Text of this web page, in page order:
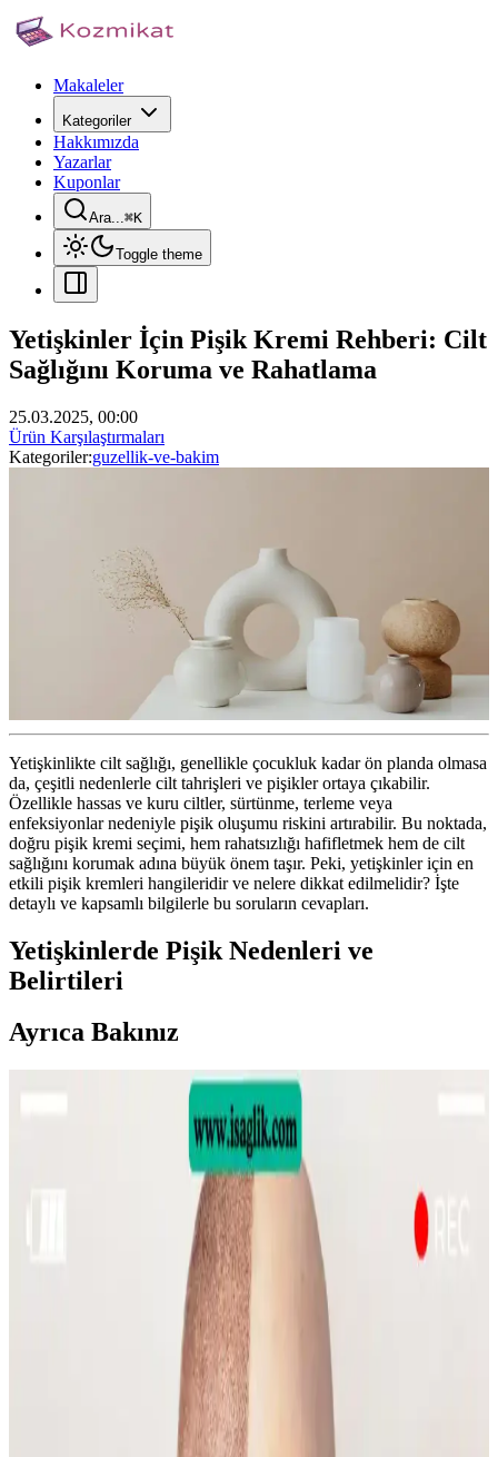
Makaleler
Kategoriler
Hakkımızda
Yazarlar
Kuponlar
Ara...⌘K
Toggle theme
Yetişkinler İçin Pişik Kremi Rehberi: Cilt
Sağlığını Koruma ve Rahatlama
25.03.2025, 00:00
Ürün Karşılaştırmaları
Kategoriler:guzellik-ve-bakim
Yetişkinlikte cilt sağlığı, genellikle çocukluk kadar ön planda olmasa
da, çeşitli nedenlerle cilt tahrişleri ve pişikler ortaya çıkabilir.
Özellikle hassas ve kuru ciltler, sürtünme, terleme veya
enfeksiyonlar nedeniyle pişik oluşumu riskini artırabilir. Bu noktada,
doğru pişik kremi seçimi, hem rahatsızlığı hafifletmek hem de cilt
sağlığını korumak adına büyük önem taşır. Peki, yetişkinler için en
etkili pişik kremleri hangileridir ve nelere dikkat edilmelidir? İşte
detaylı ve kapsamlı bilgilerle bu soruların cevapları.
Yetişkinlerde Pişik Nedenleri ve
Belirtileri
Ayrıca Bakınız
Sülfür Sabunu ile Sırt Aknesi Tedavisi: Etkiler,
Kullanım ve Öneriler
Sülfür sabunu, özellikle mantar kaynaklı sırt aknesinde etkili bir
tedavi seçeneği olarak öne çıkıyor. Kullanım sıklığı ve nemlendirme
önerileri ile cilt sağlığı korunmalı.
Emface Cilt Tedavisi: Yüz Hatları, Yaşlanma ve Cilt
Sağlığı Üzerine Analiz
Emface tedavisi yüz hatlarını belirginleştirirken, bazı kullanıcılar
ciltte hızlı yaşlanma belirtileri gözlemlemektedir. Tedavi etkileri,
yaşlanma ve yaşam tarzı faktörleriyle şekillenmektedir.
Gelin Makyajında Doğallık ve Kalıcılık İçin Temel
İpuçları ve Teknikler